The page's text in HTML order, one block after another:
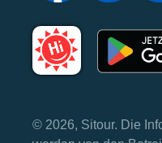
© 2026, Sitour. Die